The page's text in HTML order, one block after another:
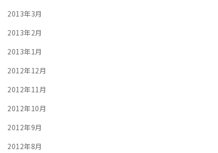
2013年3月
2013年2月
2013年1月
2012年12月
2012年11月
2012年10月
2012年9月
2012年8月